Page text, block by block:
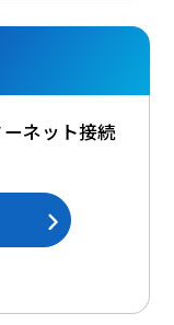
ネット接続